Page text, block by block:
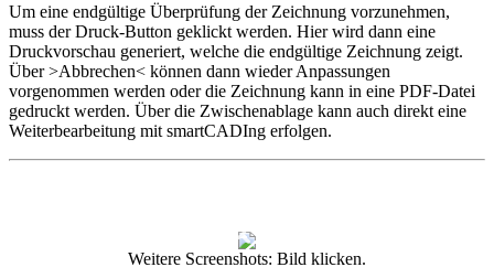
Um eine endgültige Überprüfung der Zeichnung vorzunehmen,
muss der Druck-Button geklickt werden. Hier wird dann eine
Druckvorschau generiert, welche die endgültige Zeichnung zeigt.
Über >Abbrechen< können dann wieder Anpassungen
vorgenommen werden oder die Zeichnung kann in eine PDF-Datei
gedruckt werden. Über die Zwischenablage kann auch direkt eine
Weiterbearbeitung mit smartCADIng erfolgen.
Weitere Screenshots: Bild klicken.